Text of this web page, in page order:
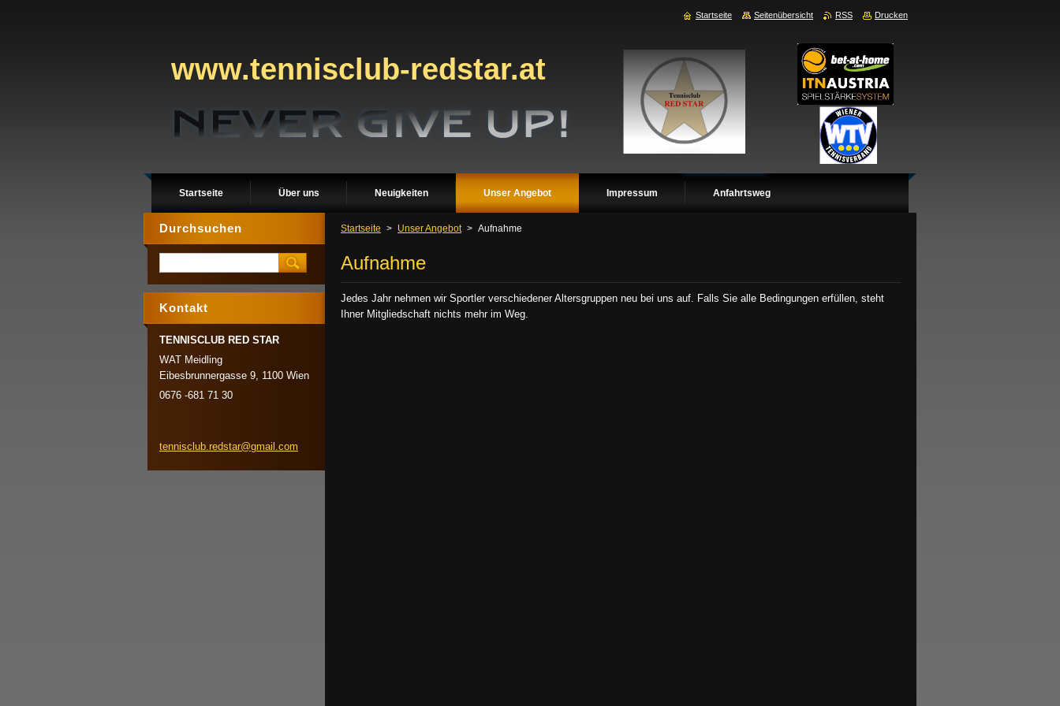
www.tennisclub-redstar.at
Startseite Über uns Neuigkeiten Unser Angebot Impressum Anfahrtsweg
Startseite > Unser Angebot > Aufnahme
Aufnahme
Jedes Jahr nehmen wir Sportler verschiedener Altersgruppen neu bei uns auf. Falls Sie alle Bedingungen erfüllen, steht
Ihner Mitgliedschaft nichts mehr im Weg.
Durchsuchen
Kontakt
TENNISCLUB RED STAR
WAT Meidling
Eibesbrunnergasse 9, 1100 Wien
0676 -681 71 30
tenniscl ub.redstar@gmail .com
Startseite Seitenübersicht RSS Drucken